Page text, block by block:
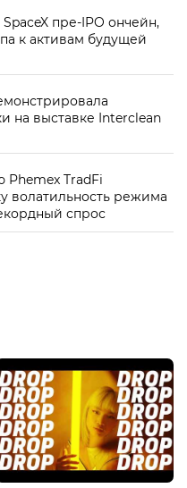
пре-IPO ончейн,
к активам будущей
на выставке Interclean
Phemex TradFi
волатильность режима
спрос